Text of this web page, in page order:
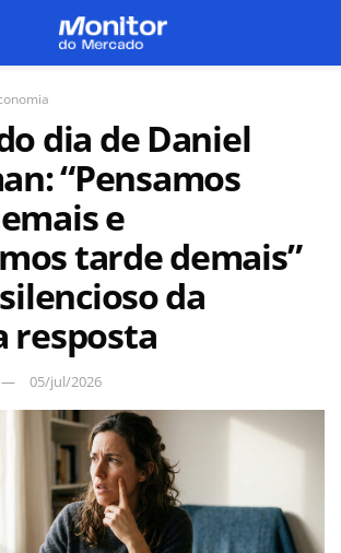
dia de Daniel
“Pensamos
e
tarde demais”
da
resposta
05/jul/2026